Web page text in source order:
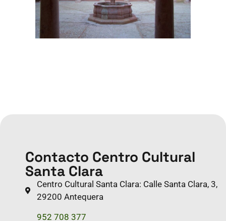
Contacto Centro Cultural
Santa Clara
Centro Cultural Santa Clara: Calle Santa Clara, 3,
29200 Antequera
952 708 377